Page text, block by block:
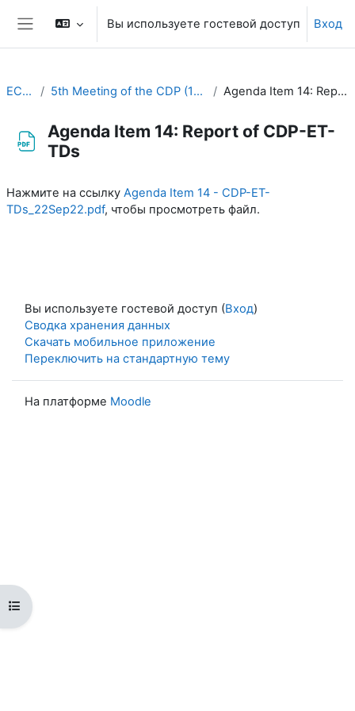
Перейти к основному содержанию
Боковая панель
Вы используете гостевой доступ Вход
Открыть оглавление курса
EC-CDP 5th Meeting of the CDP (19-23 September 2022) Agenda Item 14: Report of CDP-ET-TDs
Agenda Item 14: Report of CDP-ET-
TDs
Нажмите на ссылку Agenda Item 14 - CDP-ET-
TDs_22Sep22.pdf, чтобы просмотреть файл.
Вы используете гостевой доступ (Вход)
Сводка хранения данных
Скачать мобильное приложение
Переключить на стандартную тему
На платформе Moodle